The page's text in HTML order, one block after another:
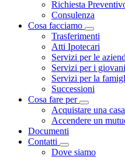
Richiesta
Consulenza
Cosa facciamo
Visualizza
Trasferimenti
Atti Ipotecari
Servizi per le
Servizi per i giovani
Servizi per la
Successioni
Cosa fare per
Visualizza
Acquistare una casa
Accendere un
Documenti
Contatti
Visualizza menù
Dove siamo